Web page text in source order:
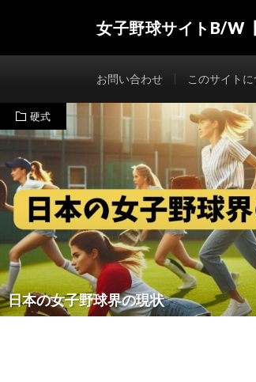
女子野球サイトB/W
お問い合わせ このサイト
硬式
日本の女子野球界の現状